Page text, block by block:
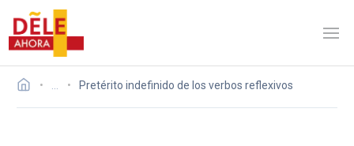
Pretérito indefinido de los verbos reflexivos